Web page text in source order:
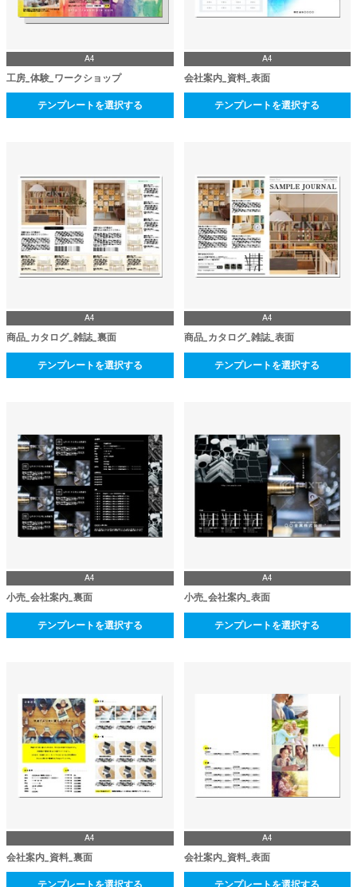
A4
工房_体験_ワークショップ
テンプレートを選択する
A4
会社案内_資料_表面
テンプレートを選択する
A4
商品_カタログ_雑誌_裏面
テンプレートを選択する
A4
商品_カタログ_雑誌_表面
テンプレートを選択する
A4
小売_会社案内_裏面
テンプレートを選択する
A4
小売_会社案内_表面
テンプレートを選択する
A4
会社案内_資料_裏面
A4
会社案内_資料_表面